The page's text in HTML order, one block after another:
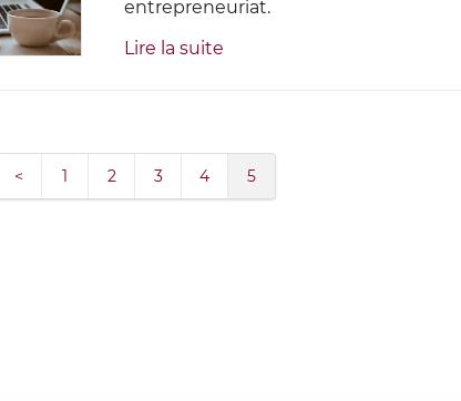
entrepreneuriat.
Lire la suite
< 1 2 3 4 5